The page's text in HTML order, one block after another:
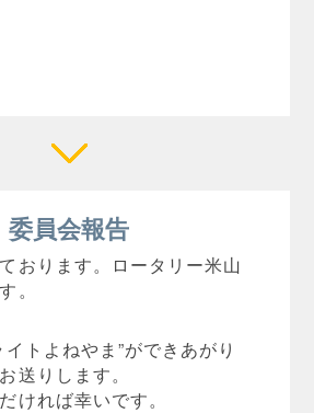
委員会報告
おります。ロータリー米山
。
トよねやま”ができあがり
送りします。
ければ幸いです。